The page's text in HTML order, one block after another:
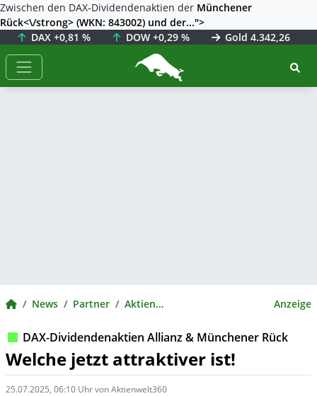
Zwischen den DAX-Dividendenaktien der Münchener
Rück<\/strong> (WKN: 843002) und der...">
DAX +0,81 % DOW +0,29 % Gold 4.342,26
BörsenNEWS.de
BörsenNEWS.de
News Partner Aktienwelt360 Anzeige
DAX-Dividendenaktien Allianz & Münchener Rück
Welche jetzt attraktiver ist!
25.07.2025, 06:10 Uhr von Aktienwelt360